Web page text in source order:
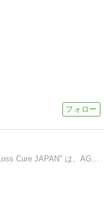
神楽坂フジ丸の運営・管理する "Hair Loss Cure JAPAN" は、AGA(男性型脱毛症)＆AA(円形脱毛症)など毛髪再生に関するブログです。